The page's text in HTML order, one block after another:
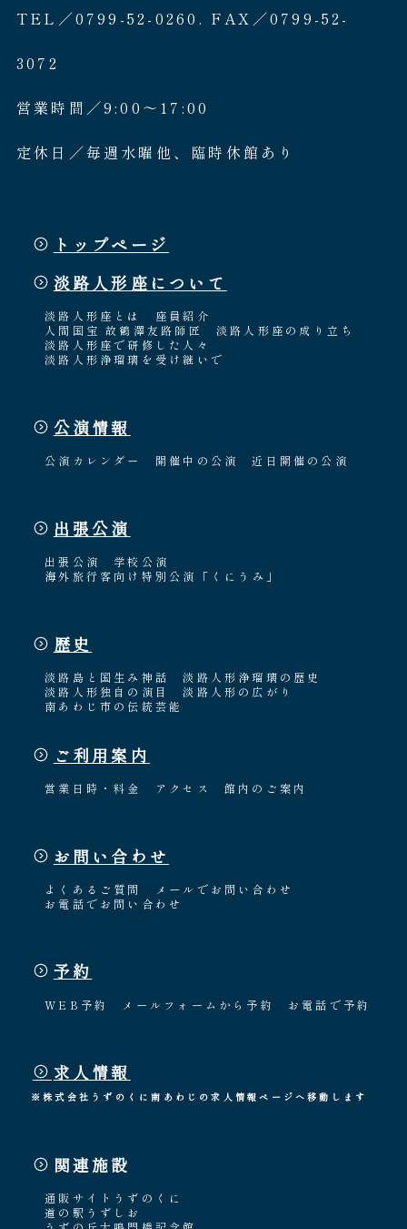
TEL／0799-52-0260. FAX／0799-52-
3072
営業時間／9:00〜17:00
定休日／毎週水曜他、臨時休館あり
トップページ
淡路人形座について
淡路人形座とは
座員紹介
人間国宝 故鶴澤友路師匠
淡路人形座の成り立ち
淡路人形座で研修した人々
淡路人形浄瑠璃を受け継いで
公演情報
公演カレンダー 開催中の公演 近日開催の公演
出張公演
出張公演
学校公演
海外旅行客向け特別公演「くにうみ」
歴史
淡路島と国生み神話
淡路人形浄瑠璃の歴史
淡路人形独自の演目
淡路人形の広がり
南あわじ市の伝統芸能
ご利用案内
営業日時・料金 アクセス 館内のご案内
お問い合わせ
よくあるご質問
メールでお問い合わせ
お電話でお問い合わせ
予約
WEB予約 メールフォームから予約 お電話で予約
求人情報
※株式会社うずのくに南あわじの求人情報ページへ移動します
関連施設
通販サイトうずのくに
道の駅うずしお